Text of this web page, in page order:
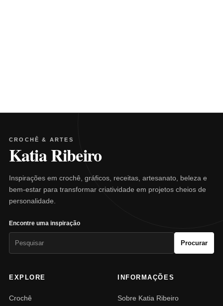
CROCHÊ & ARTES
Katia Ribeiro
Inspirações em crochê, gráficos, receitas, artesanato, beleza e
bem-estar para transformar criatividade em projetos cheios de
personalidade.
Encontre uma inspiração
Procurar
EXPLORE
Crochê
INFORMAÇÕES
Sobre Katia Ribeiro